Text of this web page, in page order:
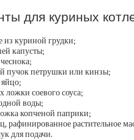
для куриных
из куриной грудки;
капусты;
пучок петрушки или кинзы;
ложки соевого соуса;
воды;
копченой паприки;
рафинированное растительное
для подачи.